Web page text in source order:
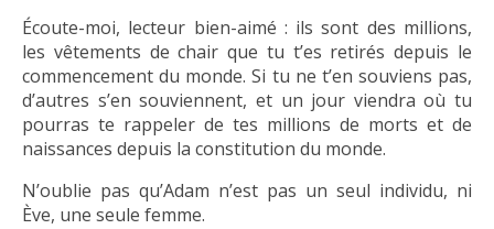
Écoute-moi, lecteur bien-aimé : ils sont des millions,
les vêtements de chair que tu t’es retirés depuis le
commencement du monde. Si tu ne t’en souviens pas,
d’autres s’en souviennent, et un jour viendra où tu
pourras te rappeler de tes millions de morts et de
naissances depuis la constitution du monde.
N’oublie pas qu’Adam n’est pas un seul individu, ni
Ève, une seule femme.